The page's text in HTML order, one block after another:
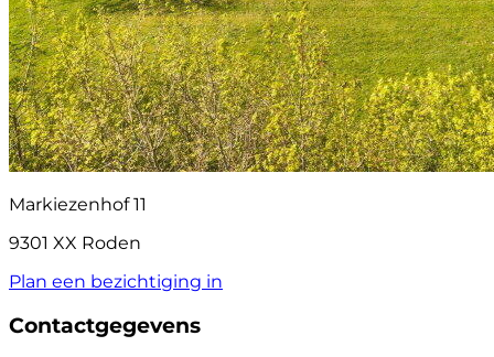
Markiezenhof 11
9301 XX Roden
Plan een bezichtiging in
Contactgegevens